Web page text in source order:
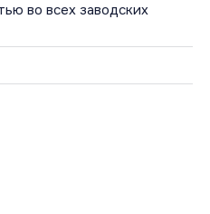
во всех заводских